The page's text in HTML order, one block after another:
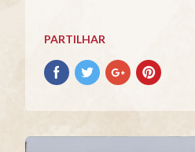
PARTILHAR
Partilhar
no
Partilhar
no
Partilhar
no
Partilhar
no